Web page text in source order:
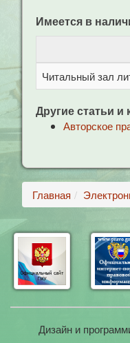
Имеется в
Читальный зал
Другие статьи и
Авторское
Главная
Дизайн и